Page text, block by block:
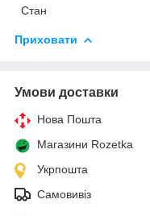
Стан
Приховати
Умови доставки
Нова Пошта
Магазини Rozetka
Укрпошта
Самовивіз